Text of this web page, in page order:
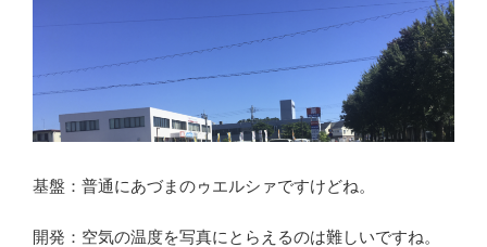
基盤：普通にあづまのゥエルシァですけどね。
開発：空気の温度を写真にとらえるのは難しいですね。